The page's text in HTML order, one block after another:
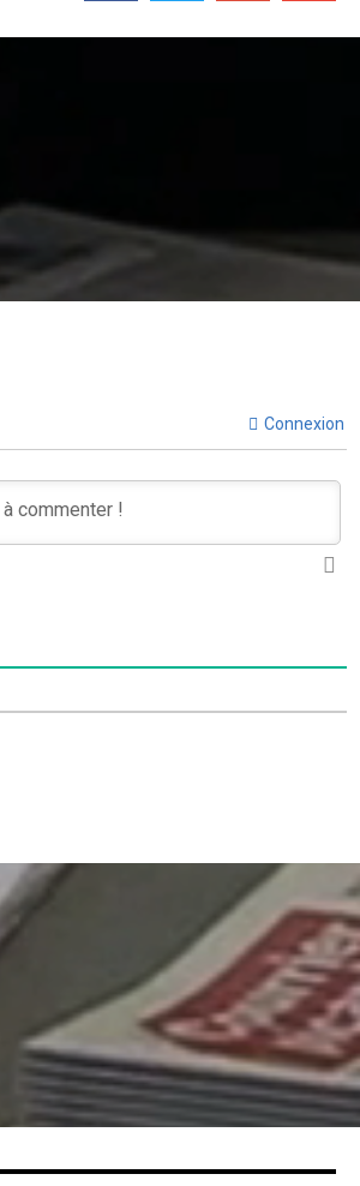
Connexion